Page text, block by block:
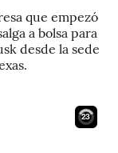
que empezó
a bolsa para
desde la sede
21